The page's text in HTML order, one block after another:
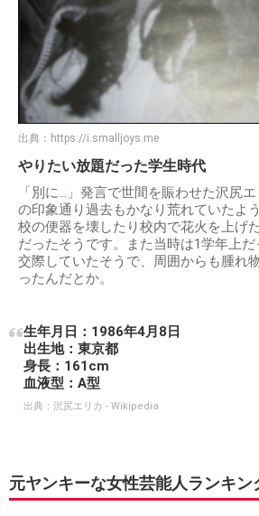
出典： https://i.smalljoys.me
やりたい放題だった学生時代
「別に…」発言で世間を賑わせた沢尻
の印象通り過去もかなり荒れていたよ
校の便器を壊したり校内で花火を上げ
だったそうです。また当時は1学年上
交際していたそうで、周囲からも腫れ
ったんだとか。
生年月日：1986年4月8日
出生地：東京都
身長：161cm
血液型：A型
出典： 沢尻エリカ - Wikipedia
元ヤンキーな女性芸能人ランキ